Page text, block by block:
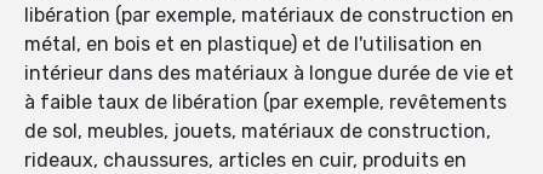
libération (par exemple, matériaux de construction en
métal, en bois et en plastique) et de l'utilisation en
intérieur dans des matériaux à longue durée de vie et
à faible taux de libération (par exemple, revêtements
de sol, meubles, jouets, matériaux de construction,
rideaux, chaussures, articles en cuir, produits en